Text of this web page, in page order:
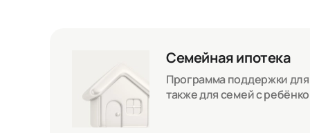
Семейная ипотека
Программа поддержки
также для семей с